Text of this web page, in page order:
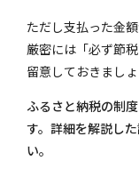
ただし支払った金
厳密には「必ず節
留意しておきましょ
ふるさと納税の制
す。詳細を解説し
い。